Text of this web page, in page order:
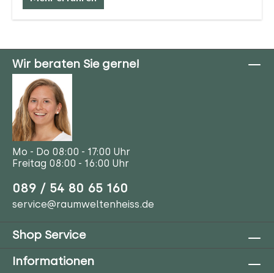
Mehr erfahren
Wir beraten Sie gerne!
Mo - Do 08:00 - 17:00 Uhr
089 / 54 80 65 160